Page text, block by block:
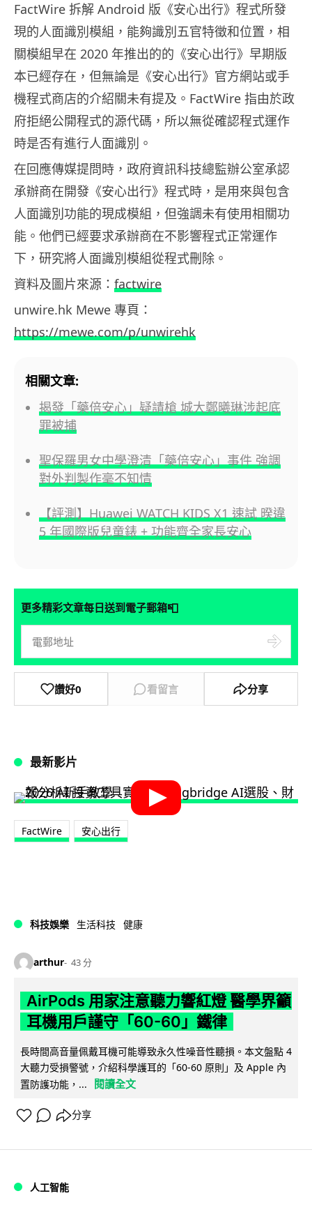
FactWire 拆解 Android 版《安心出行》程式所發
現的人面識別模組，能夠識別五官特徵和位置，相
關模組早在 2020 年推出的的《安心出行》早期版
本已經存在，但無論是《安心出行》官方網站或手
機程式商店的介紹關未有提及。FactWire 指由於政
府拒絕公開程式的源代碼，所以無從確認程式運作
時是否有進行人面識別。
在回應傳媒提問時，政府資訊科技總監辦公室承認
承辦商在開發《安心出行》程式時，是用來與包含
人面識別功能的現成模組，但強調未有使用相關功
能。他們已經要求承辦商在不影響程式正常運作
下，研究將人面識別模組從程式刪除。
資料及圖片來源： factwire
unwire.hk Mewe 專頁：
https://mewe.com/p/unwirehk
相關文章:
揭發「藥倍安心」疑請槍 城大鄭曦琳涉起底
罪被捕
聖保羅男女中學澄清「藥倍安心」事件 強調
對外判製作毫不知情
【評測】Huawei WATCH KIDS X1 速試 暌違
5 年國際版兒童錶 + 功能齊全家長安心
更多精彩文章每日送到電子郵箱📮
讚好0 看留言 分享
最新影片
FactWire 安心出行
科技娛樂 生活科技 健康
arthur 43 分
AirPods 用家注意聽力響紅燈 醫學界籲
耳機用戶謹守「60-60」鐵律
長時間高音量佩戴耳機可能導致永久性噪音性聽損。本文盤點 4
大聽力受損警號，介紹科學護耳的「60-60 原則」及 Apple 內
置防護功能，...
閱讀全文
分享
人工智能